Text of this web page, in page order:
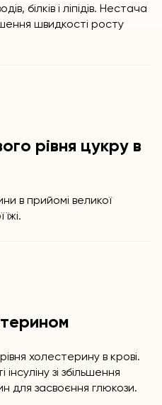
білків і ліпідів. Нестача
швидкості росту
рівня цукру в
в прийомі великої
холестерину в крові.
зі збільшення
для засвоєння глюкози.